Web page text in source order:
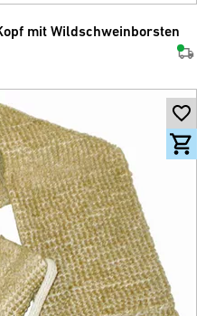
mit Wildschweinborsten